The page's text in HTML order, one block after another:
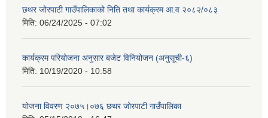
छथर जोरपाटी गाउँपालिकाको निति तथा कार्यक्रम आ.व २०८२/०८३
मिति: 06/24/2025 - 07:02
कार्यक्रम परियोजना अनुसार बजेट विनियोजन (अनुसूची-६)
मिति: 10/19/2020 - 10:58
योजना विवरण २०७५।०७६ छथर जोरपाटी गाउँपालिका